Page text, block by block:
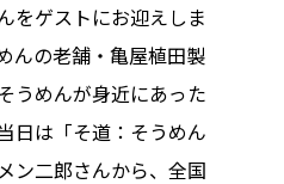
をゲストにお迎えしま
んの老舗・亀屋植田製
うめんが身近にあった
日は「そ道：そうめん
ン二郎さんから、全国